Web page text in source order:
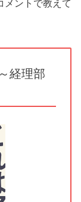
メントで教えて
経理部